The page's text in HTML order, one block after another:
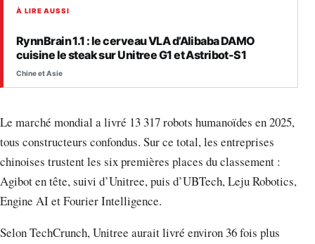
À LIRE AUSSI
RynnBrain 1.1 : le cerveau VLA d’Alibaba DAMO
cuisine le steak sur Unitree G1 et Astribot-S1
Chine et Asie
Le marché mondial a livré 13 317 robots humanoïdes en 2025,
tous constructeurs confondus. Sur ce total, les entreprises
chinoises trustent les six premières places du classement :
Agibot en tête, suivi d’Unitree, puis d’UBTech, Leju Robotics,
Engine AI et Fourier Intelligence.
Selon TechCrunch, Unitree aurait livré environ 36 fois plus